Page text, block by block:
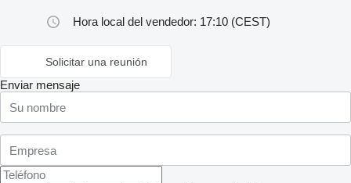
Hora local del vendedor: 17:10 (CEST)
Solicitar una reunión
Enviar mensaje